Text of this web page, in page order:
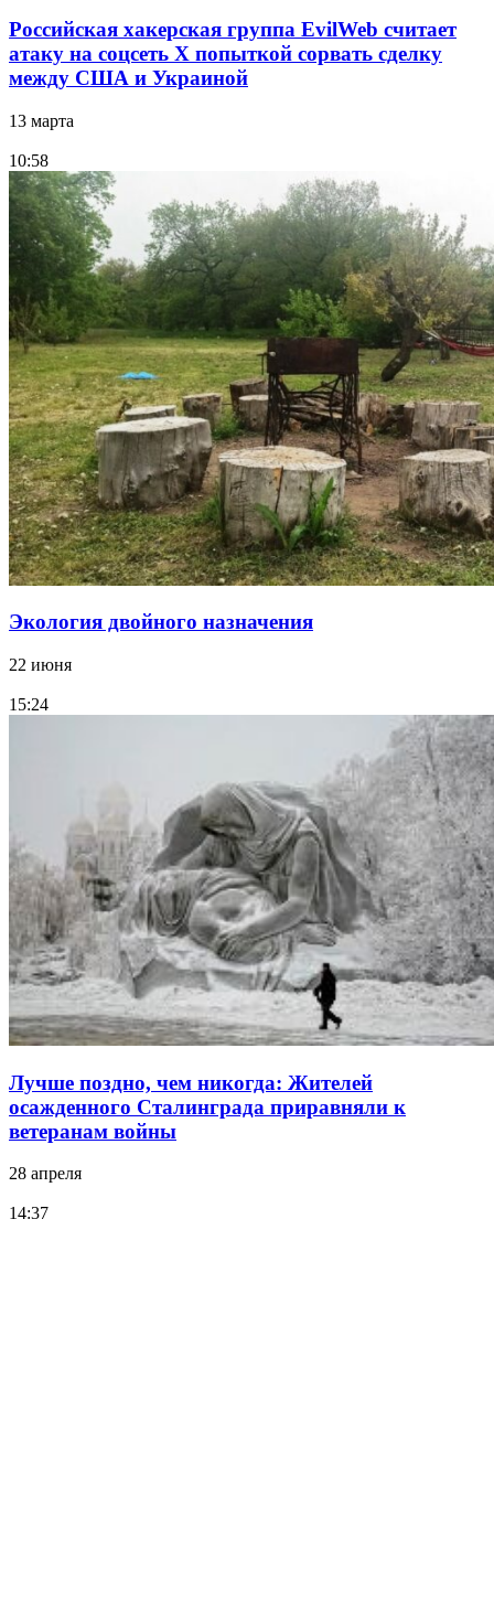
Российская хакерская группа EvilWeb считает
атаку на соцсеть Х попыткой сорвать сделку
между США и Украиной
13 марта
10:58
Экология двойного назначения
22 июня
15:24
Лучше поздно, чем никогда: Жителей
осажденного Сталинграда приравняли к
ветеранам войны
28 апреля
14:37